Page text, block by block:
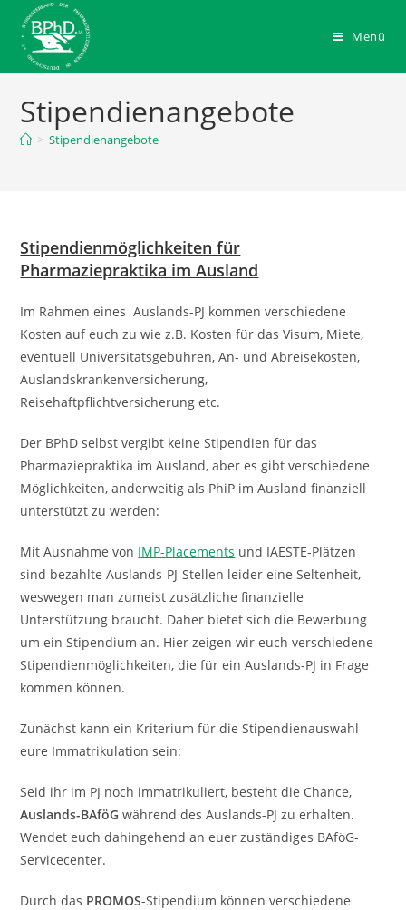
Inhalt
springen
Menü
Stipendienangebote
> Stipendienangebote
Stipendienmöglichkeiten für
Pharmaziepraktika im Ausland
Im Rahmen eines Auslands-PJ kommen verschiedene
Kosten auf euch zu wie z.B. Kosten für das Visum, Miete,
eventuell Universitätsgebühren, An- und Abreisekosten,
Auslandskrankenversicherung,
Reisehaftpflichtversicherung etc.
Der BPhD selbst vergibt keine Stipendien für das
Pharmaziepraktika im Ausland, aber es gibt verschiedene
Möglichkeiten, anderweitig als PhiP im Ausland finanziell
unterstützt zu werden:
Mit Ausnahme von IMP-Placements und IAESTE-Plätzen
sind bezahlte Auslands-PJ-Stellen leider eine Seltenheit,
weswegen man zumeist zusätzliche finanzielle
Unterstützung braucht. Daher bietet sich die Bewerbung
um ein Stipendium an. Hier zeigen wir euch verschiedene
Stipendienmöglichkeiten, die für ein Auslands-PJ in Frage
kommen können.
Zunächst kann ein Kriterium für die Stipendienauswahl
eure Immatrikulation sein:
Seid ihr im PJ noch immatrikuliert, besteht die Chance,
Auslands-BAföG während des Auslands-PJ zu erhalten.
Wendet euch dahingehend an euer zuständiges BAföG-
Servicecenter.
Durch das PROMOS-Stipendium können verschiedene